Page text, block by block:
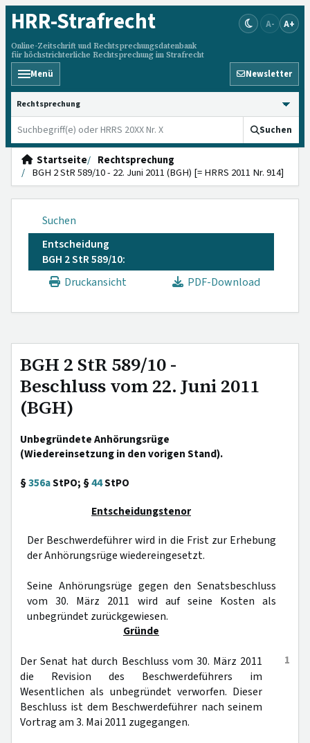
HRR-Strafrecht
Online-Zeitschrift und Rechtsprechungsdatenbank
für höchstrichterliche Rechtsprechung im Strafrecht
A- A+
Menü Newsletter
HRRS durchsuchen
Suchen
Startseite
Rechtsprechung
BGH 2 StR 589/10 - 22. Juni 2011 (BGH) [= HRRS 2011 Nr. 914]
Suchen
Entscheidung
BGH 2 StR 589/10:
Druckansicht
PDF-Download
BGH 2 StR 589/10 -
Beschluss vom 22. Juni 2011
(BGH)
Unbegründete Anhörungsrüge
(Wiedereinsetzung in den vorigen Stand).
§356aStPO; §44StPO
Entscheidungstenor
Der Beschwerdeführer wird in die Frist zur Erhebung
der Anhörungsrüge wiedereingesetzt.
Seine Anhörungsrüge gegen den Senatsbeschluss
vom 30. März 2011 wird auf seine Kosten als
unbegründet zurückgewiesen.
Gründe
1
Der Senat hat durch Beschluss vom 30. März 2011
die Revision des Beschwerdeführers im
Wesentlichen als unbegründet verworfen. Dieser
Beschluss ist dem Beschwerdeführer nach seinem
Vortrag am 3. Mai 2011 zugegangen.